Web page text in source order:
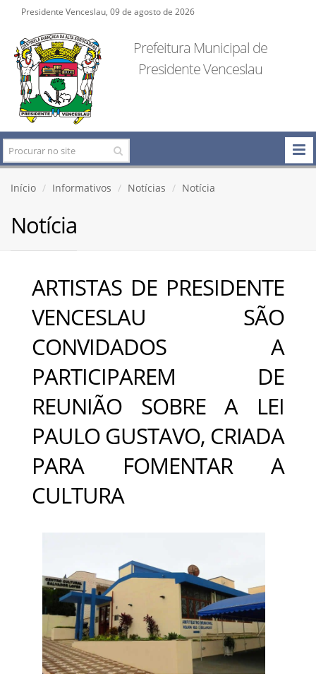
Presidente Venceslau, 09 de agosto de 2026
Prefeitura Municipal de
Presidente Venceslau
Início Informativos Notícias Notícia
Notícia
ARTISTAS DE PRESIDENTE
VENCESLAU SÃO
CONVIDADOS A
PARTICIPAREM DE
REUNIÃO SOBRE A LEI
PAULO GUSTAVO, CRIADA
PARA FOMENTAR A
CULTURA